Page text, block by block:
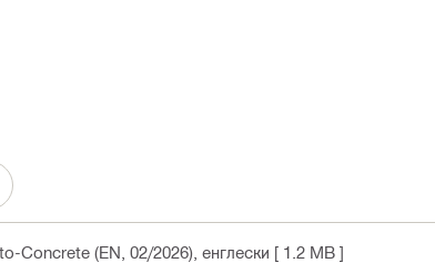
Concrete (EN, 02/2026) , енглески [ 1.2 MB ]